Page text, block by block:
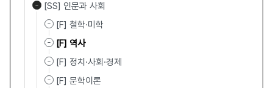
[SS] 인문과 사회
[F] 철학·미학
[F] 역사
[F] 정치·사회·경제
[F] 문학이론